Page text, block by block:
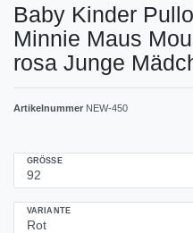
Baby Kinder
Minnie Maus
rosa Junge
Artikelnummer NEW-450
GRÖSSE
VARIANTE